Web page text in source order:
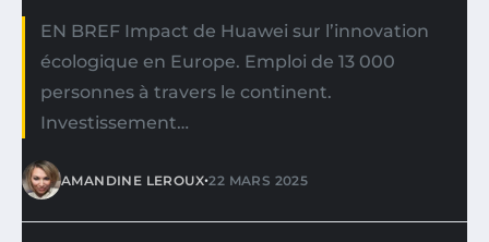
EN BREF Impact de Huawei sur l’innovation
écologique en Europe. Emploi de 13 000
personnes à travers le continent.
Investissement…
AMANDINE LEROUX•22 MARS 2025